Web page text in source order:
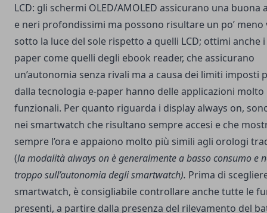
LCD: gli schermi OLED/AMOLED assicurano una buona
e neri profondissimi ma possono risultare un po’ meno
sotto la luce del sole rispetto a quelli LCD; ottimi anche
paper come quelli degli ebook reader, che assicurano
un’autonomia senza rivali ma a causa dei limiti imposti
dalla tecnologia e-paper hanno delle applicazioni molto
funzionali. Per quanto riguarda i display always on,
nei smartwatch che risultano sempre accesi e che
sempre l’ora e appaiono molto più simili agli orologi
(la modalità always on è generalmente a basso consumo e
troppo sull’autonomia degli smartwatch). Prima di
smartwatch, è consigliabile controllare anche tutte le
presenti, a partire dalla presenza del rilevamento del